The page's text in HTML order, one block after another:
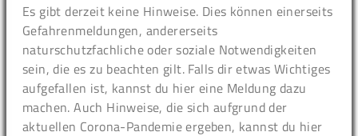
Es gibt derzeit keine Hinweise. Dies können einerseits
Gefahrenmeldungen, andererseits
naturschutzfachliche oder soziale Notwendigkeiten
sein, die es zu beachten gilt. Falls dir etwas Wichtiges
aufgefallen ist, kannst du hier eine Meldung dazu
machen. Auch Hinweise, die sich aufgrund der
aktuellen Corona-Pandemie ergeben, kannst du hier